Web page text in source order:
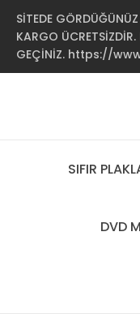
SİTEDE
KARGO ÜCRETSİZDİR.
GEÇİNİZ. https://
SIFIR
DVD